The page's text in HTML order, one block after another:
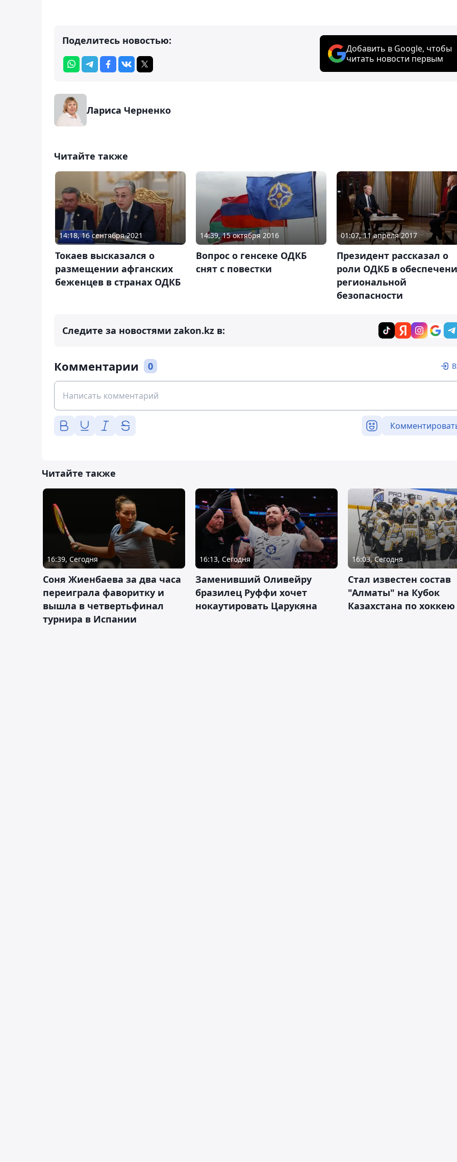
Поделитесь новостью:
Добавить в Google, чтобы
читать новости первым
Лариса Черненко
Читайте также
14:18, 16 сентября 2021
Токаев высказался о
размещении афганских
беженцев в странах ОДКБ
14:39, 15 октября 2016
Вопрос о генсеке ОДКБ
снят с повестки
01:07, 11 апреля 2017
Президент рассказал о
роли ОДКБ в
региональной
безопасности
Следите за новостями zakon.kz в:
Комментарии 0
Читайте также
16:39, Сегодня
Соня Жиенбаева за два часа
переиграла фаворитку и
вышла в четвертьфинал
турнира в Испании
16:13, Сегодня
Заменивший Оливейру
бразилец Руффи хочет
нокаутировать Царукяна
16:03, Сегодня
Стал известен состав
"Алматы" на Кубок
Казахстана по хоккею